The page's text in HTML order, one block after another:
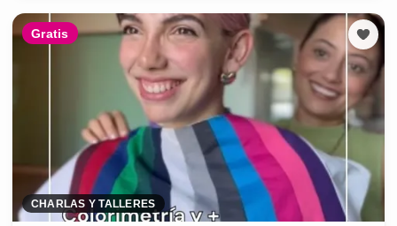
Gratis
CHARLAS Y TALLERES